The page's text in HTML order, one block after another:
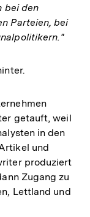
bei den
Parteien, bei
getauft, weil
in den
und
produziert
Zugang zu
Lettland und